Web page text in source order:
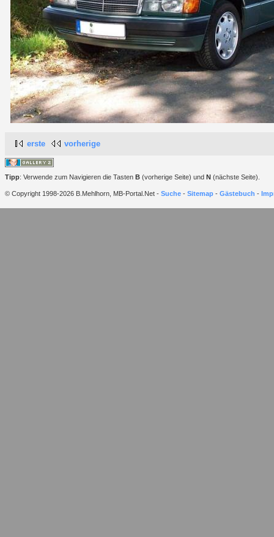
erste vorherige
Tipp: Verwende zum Navigieren die Tasten B (vorherige Seite) und N (nächste Seite).
© Copyright 1998-2026 B.Mehlhorn, MB-Portal.Net - Suche - Sitemap - Gästebuch -